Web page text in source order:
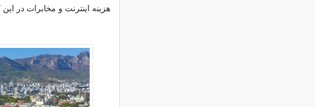
هزینه اینترنت و مخابرات در